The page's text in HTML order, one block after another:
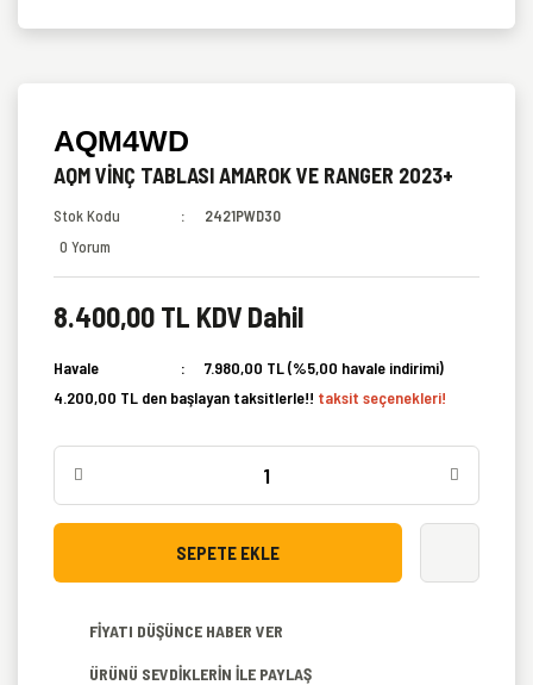
AQM4WD
AQM VİNÇ TABLASI AMAROK VE RANGER 2023+
Stok Kodu
2421PWD30
0 Yorum
8.400,00 TL KDV Dahil
Havale
7.980,00 TL (%5,00 havale indirimi)
4.200,00 TL den başlayan taksitlerle!! taksit seçenekleri!
SEPETE EKLE
FİYATI DÜŞÜNCE HABER VER
ÜRÜNÜ SEVDİKLERİN İLE PAYLAŞ